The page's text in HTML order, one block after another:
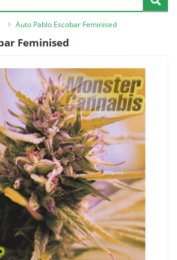
Auto Pablo Escobar Feminised
Feminised